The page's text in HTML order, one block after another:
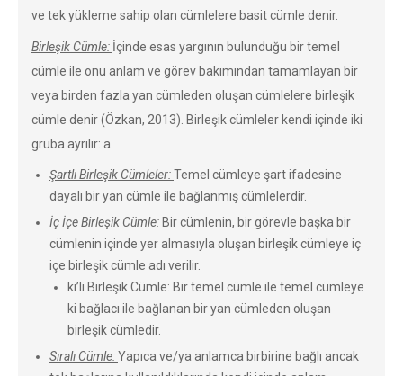
ve tek yükleme sahip olan cümlelere basit cümle denir.
Birleşik Cümle: İçinde esas yargının bulunduğu bir temel
cümle ile onu anlam ve görev bakımından tamamlayan bir
veya birden fazla yan cümleden oluşan cümlelere birleşik
cümle denir (Özkan, 2013). Birleşik cümleler kendi içinde iki
gruba ayrılır: a.
Şartlı Birleşik Cümleler:Temel cümleye şart ifadesine
dayalı bir yan cümle ile bağlanmış cümlelerdir.
İç İçe Birleşik Cümle: Bir cümlenin, bir görevle başka bir
cümlenin içinde yer almasıyla oluşan birleşik cümleye iç
içe birleşik cümle adı verilir.
ki’li Birleşik Cümle: Bir temel cümle ile temel cümleye
ki bağlacı ile bağlanan bir yan cümleden oluşan
birleşik cümledir.
Sıralı Cümle:Yapıca ve/ya anlamca birbirine bağlı ancak